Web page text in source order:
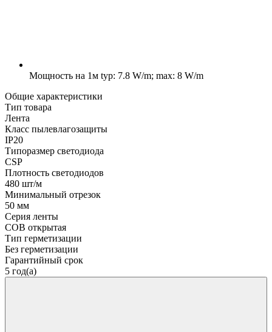
Мощность на 1м typ: 7.8 W/m; max: 8 W/m
Общие характеристики
Тип товара
Лента
Класс пылевлагозащиты
IP20
Типоразмер светодиода
CSP
Плотность светодиодов
480 шт/м
Минимальный отрезок
50 мм
Серия ленты
COB открытая
Тип герметизации
Без герметизации
Гарантийный срок
5 год(а)